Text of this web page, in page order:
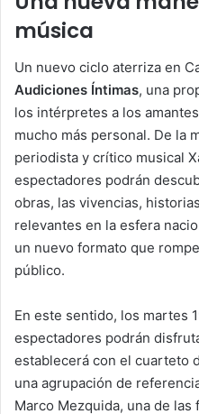
música
Un nuevo ciclo aterriza en
Audiciones Íntimas, una
los intérpretes a los
mucho más personal. De la
periodista y crítico musical
espectadores podrán
obras, las vivencias,
relevantes en la esfera
un nuevo formato que
público.
En este sentido, los martes
espectadores podrán
establecerá con el cuarteto
una agrupación de
Marco Mezquida, una de las